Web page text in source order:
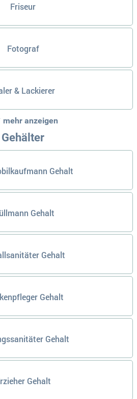
Friseur
Fotograf
& Lackierer
mehr anzeigen
Gehälter
Gehalt
Gehalt
Gehalt
Gehalt
Gehalt
Gehalt